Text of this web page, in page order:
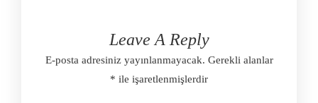
Leave A Reply
E-posta adresiniz yayınlanmayacak. Gerekli alanlar
* ile işaretlenmişlerdir